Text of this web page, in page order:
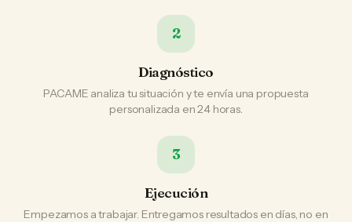
2
Diagnóstico
PACAME analiza tu situación y te envía una propuesta
personalizada en 24 horas.
3
Ejecución
Empezamos a trabajar. Entregamos resultados en días, no en